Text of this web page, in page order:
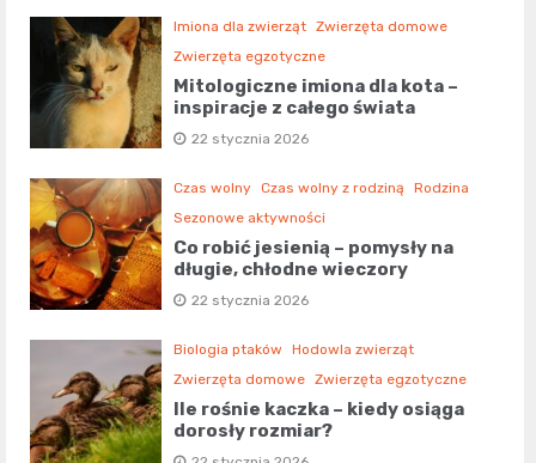
Imiona dla zwierząt Zwierzęta domowe
Zwierzęta egzotyczne
Mitologiczne imiona dla kota –
inspiracje z całego świata
22 stycznia 2026
Czas wolny Czas wolny z rodziną
Rodzina
Sezonowe aktywności
Co robić jesienią – pomysły na
długie, chłodne wieczory
22 stycznia 2026
Biologia ptaków
Hodowla zwierząt
Zwierzęta domowe Zwierzęta egzotyczne
Ile rośnie kaczka – kiedy osiąga
dorosły rozmiar?